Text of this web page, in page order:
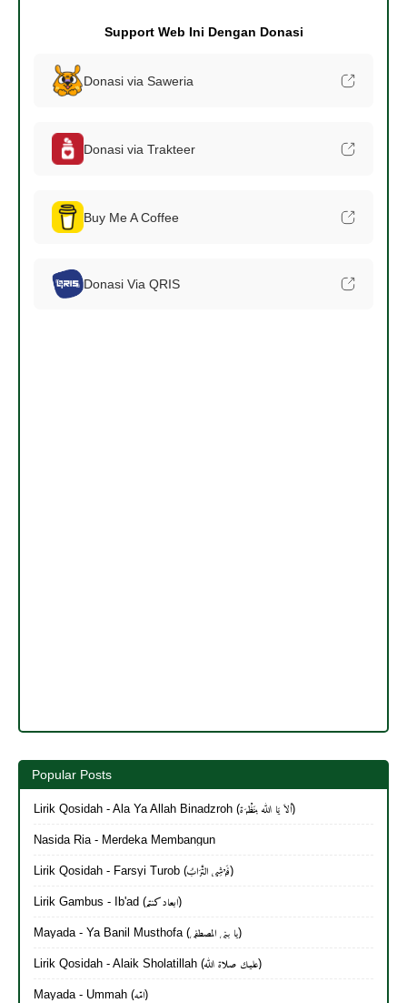
Support Web Ini Dengan Donasi
Donasi via Saweria
Donasi via Trakteer
Buy Me A Coffee
Donasi Via QRIS
Popular Posts
Lirik Qosidah - Ala Ya Allah Binadzroh (أَلاَ يَا الله بِنَظْرَة)
Nasida Ria - Merdeka Membangun
Lirik Qosidah - Farsyi Turob (فَرْشِي التُّرَابُ)
Lirik Gambus - Ib'ad (ابعاد كنتم)
Mayada - Ya Banil Musthofa (يا بنی المصطفی)
Lirik Qosidah - Alaik Sholatillah (عليك صلاة الله)
Mayada - Ummah (امّه)